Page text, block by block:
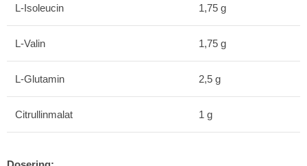
L-Isoleucin 1,75 g
L-Valin 1,75 g
L-Glutamin 2,5 g
Citrullinmalat 1 g